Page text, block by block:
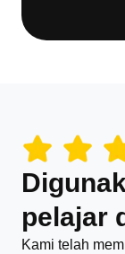
pelajar
Kami telah